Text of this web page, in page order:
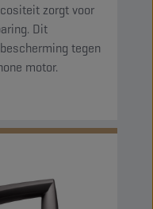
zorgt voor
Dit
tegen
motor.